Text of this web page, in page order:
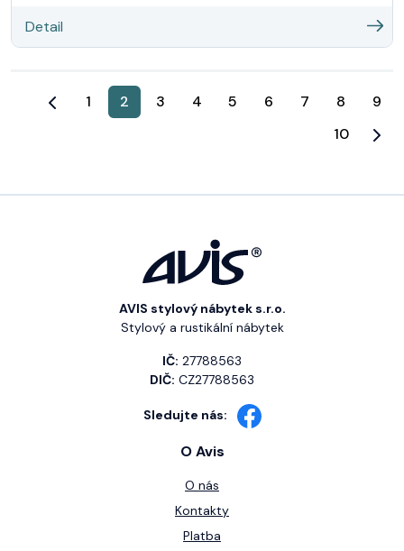
Detail
1 2 3 4 5 6 7 8
9
10
AVIS stylový nábytek s.r.o.
Stylový a rustikální nábytek
IČ: 27788563
DIČ: CZ27788563
Sledujte nás:
O Avis
O nás
Kontakty
Platba